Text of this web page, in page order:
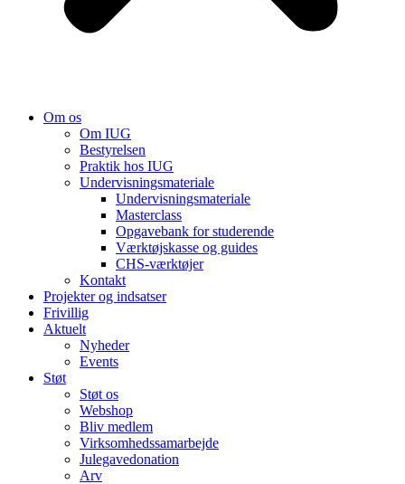
Om os
Om IUG
Bestyrelsen
Praktik hos IUG
Undervisningsmateriale
Undervisningsmateriale
Masterclass
Opgavebank for studerende
Værktøjskasse og guides
CHS-værktøjer
Kontakt
Projekter og indsatser
Frivillig
Aktuelt
Nyheder
Events
Støt
Støt os
Webshop
Bliv medlem
Virksomhedssamarbejde
Julegavedonation
Arv